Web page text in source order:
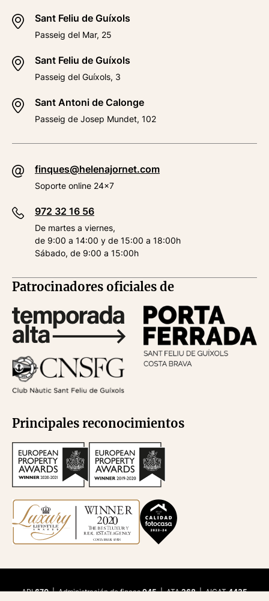
Sant Feliu de Guíxols
Passeig del Mar, 25
Sant Feliu de Guíxols
Passeig del Guíxols, 3
Sant Antoni de Calonge
Passeig de Josep Mundet, 102
finques@helenajornet.com
Soporte online 24x7
972 32 16 56
De martes a viernes,
de 9:00 a 14:00 y de 15:00 a 18:00h
Sábado, de 9:00 a 15:00h
Patrocinadores oficiales de
Principales reconocimientos
API670| Administración de fincas945| ATA268| AICAT4435